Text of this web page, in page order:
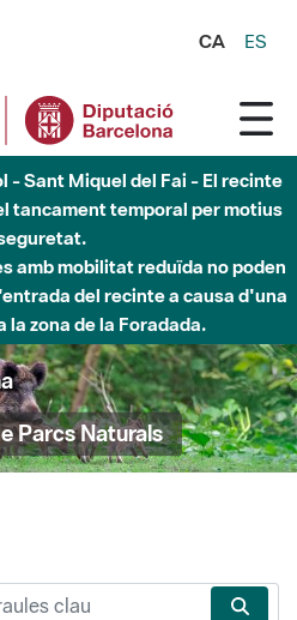
CA ES
- Sant Miquel del Fai - El recinte
tancament temporal per motius
amb mobilitat reduïda no poden
del recinte a causa d'una
la zona de la Foradada.
Parcs Naturals